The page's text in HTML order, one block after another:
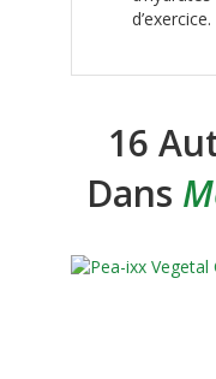
d’exercice.
16
Dans